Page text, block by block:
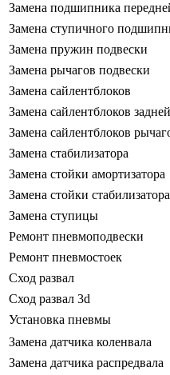
Замена подшипника
Замена ступичного
Замена пружин подвески
Замена рычагов подвески
Замена сайлентблоков
Замена сайлентблоков
Замена сайлентблоков
Замена стабилизатора
Замена стойки амортизатора
Замена стойки стабилизатора
Замена ступицы
Ремонт пневмоподвески
Ремонт пневмостоек
Сход развал
Сход развал 3d
Установка пневмы
Замена датчика коленвала
Замена датчика распредвала